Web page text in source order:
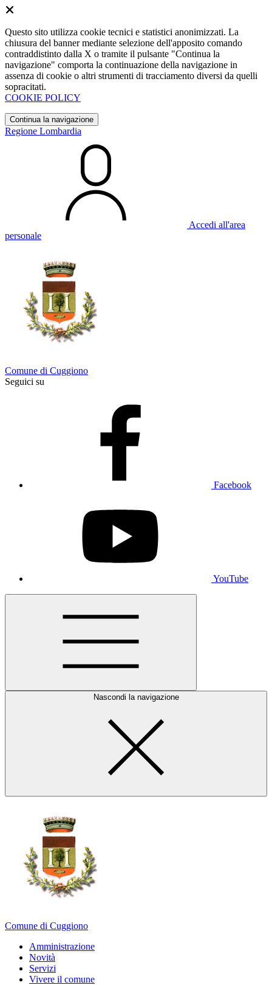
Questo sito utilizza cookie tecnici e statistici anonimizzati. La
chiusura del banner mediante selezione dell'apposito comando
contraddistinto dalla X o tramite il pulsante "Continua la
navigazione" comporta la continuazione della navigazione in
assenza di cookie o altri strumenti di tracciamento diversi da quelli
sopracitati.
COOKIE POLICY
Continua la navigazione
Regione Lombardia
Accedi all'area
personale
Comune di Cuggiono
Seguici su
Facebook
YouTube
Nascondi la navigazione
Comune di Cuggiono
Amministrazione
Novità
Servizi
Vivere il comune